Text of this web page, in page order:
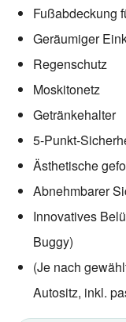
Fußabdeckung
Geräumiger
Regenschutz
Moskitonetz
Getränkehalter
5-Punkt-
Ästhetische
Abnehmbarer
Innovatives
Buggy)
(Je nach
Autositz, inkl.